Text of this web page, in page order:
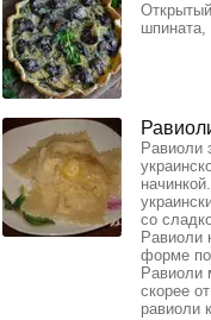
шпината,
Равиоли
со
Равиоли
форме
Равиоли
скорее
равиоли